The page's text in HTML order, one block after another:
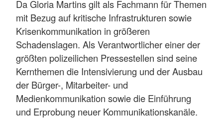
Da Gloria Martins gilt als Fachmann für Themen
mit Bezug auf kritische Infrastrukturen sowie
Krisenkommunikation in größeren
Schadenslagen. Als Verantwortlicher einer der
größten polizeilichen Pressestellen sind seine
Kernthemen die Intensivierung und der Ausbau
der Bürger-, Mitarbeiter- und
Medienkommunikation sowie die Einführung
und Erprobung neuer Kommunikationskanäle.